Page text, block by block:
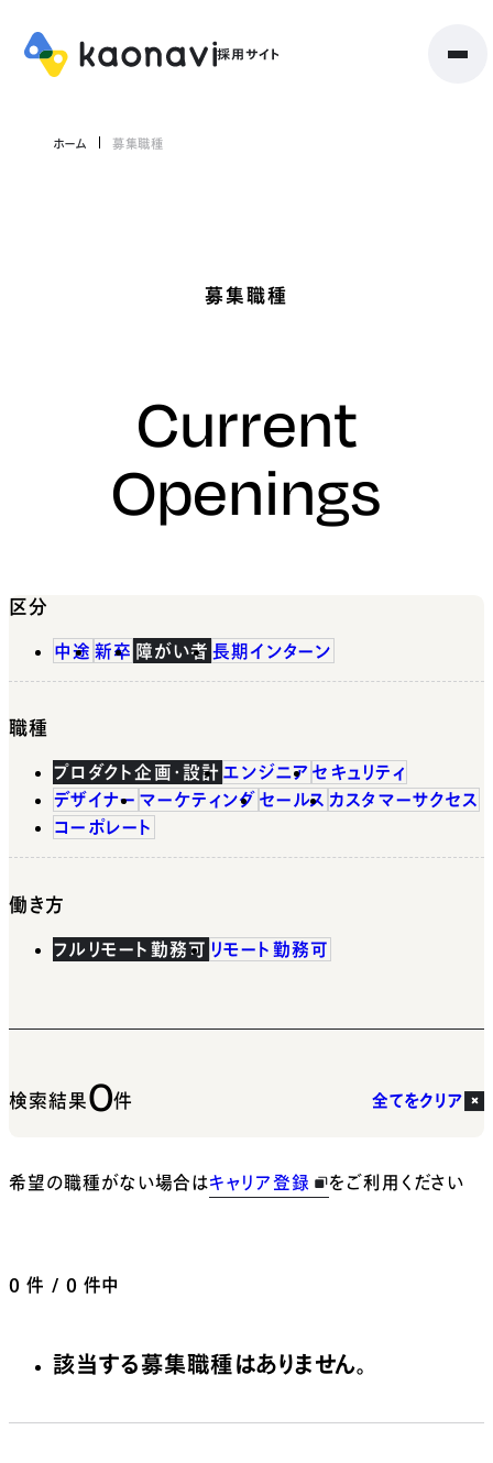
ホーム 募集職種
募集職種
Current
Openings
区分
中途 新卒 障がい者 長期インターン
職種
プロダクト企画・設計 エンジニア セキュリティ
デザイナー マーケティング セールス カスタマーサクセス
コーポレート
働き方
フルリモート勤務可 リモート勤務可
検索結果0件 全てをクリア
希望の職種がない場合はキャリア登録 をご利用ください
0 件 / 0 件中
該当する募集職種はありません。